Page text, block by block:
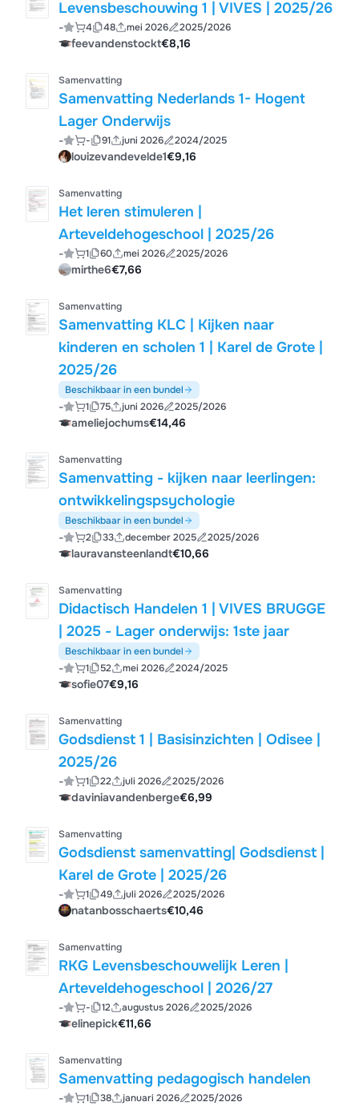
Levensbeschouwing 1 | VIVES | 2025/26
- 4 48 mei 2026 2025/2026
feevandenstockt€8,16
Samenvatting
Samenvatting Nederlands 1- Hogent
Lager Onderwijs
- - 91 juni 2026 2024/2025
louizevandevelde1€9,16
Samenvatting
Het leren stimuleren |
Arteveldehogeschool | 2025/26
- 1 60 mei 2026 2025/2026
mirthe6€7,66
Samenvatting
Samenvatting KLC | Kijken naar
kinderen en scholen 1 | Karel de Grote |
2025/26
Beschikbaar in een bundel
- 1 75 juni 2026 2025/2026
ameliejochums€14,46
Samenvatting
Samenvatting - kijken naar leerlingen:
ontwikkelingspsychologie
Beschikbaar in een bundel
- 2 33 december 2025 2025/2026
lauravansteenlandt€10,66
Samenvatting
Didactisch Handelen 1 | VIVES BRUGGE
| 2025 - Lager onderwijs: 1ste jaar
Beschikbaar in een bundel
- 1 52 mei 2026 2024/2025
sofie07€9,16
Samenvatting
Godsdienst 1 | Basisinzichten | Odisee |
2025/26
- 1 22 juli 2026 2025/2026
daviniavandenberge€6,99
Samenvatting
Godsdienst samenvatting| Godsdienst |
Karel de Grote | 2025/26
- 1 49 juli 2026 2025/2026
natanbosschaerts€10,46
Samenvatting
RKG Levensbeschouwelijk Leren |
Arteveldehogeschool | 2026/27
- - 12 augustus 2026 2025/2026
elinepick€11,66
Samenvatting
Samenvatting pedagogisch handelen
- 1 38 januari 2026 2025/2026